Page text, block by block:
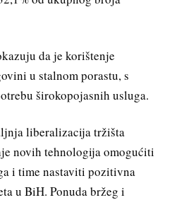
da je korištenje
u stalnom porastu, s
širokopojasnih usluga.
liberalizacija tržišta
novih tehnologija omogućiti
i time nastaviti pozitivna
u BiH. Ponuda bržeg i